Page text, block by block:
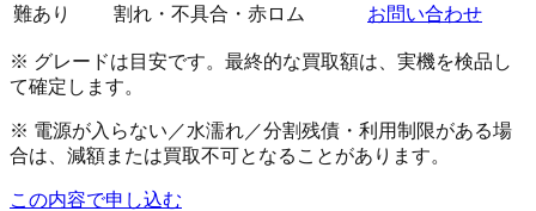
難あり
割れ・不具合・赤ロム お問い合わせ
※ グレードは目安です。最終的な買取額は、実機を検品し
て確定します。
※ 電源が入らない／水濡れ／分割残債・利用制限がある場
合は、減額または買取不可となることがあります。
この内容で申し込む